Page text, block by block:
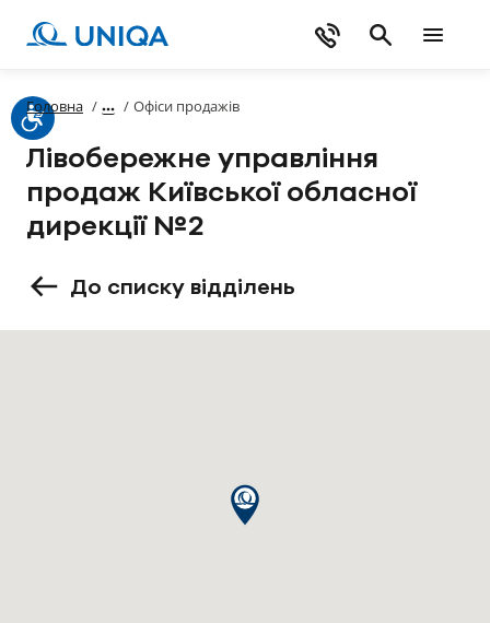
Головна / / Офіси продажів
Лівобережне управління
продаж Київської обласної
дирекції №2
До списку відділень